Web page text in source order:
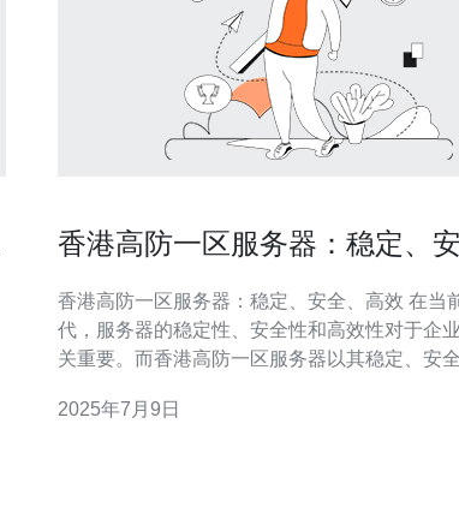
香港高防一区服务器：稳定、
香港高防一区服务器：稳定、安全、高效 在当前数字化时
代，服务器的稳定性、安全性和高效性对于企
关重要。而香港高防一区服务器以其稳定、安
和技术，保证服务器的稳定运行。无论是面对高
2025年7月9日